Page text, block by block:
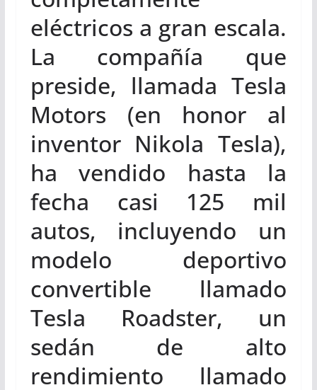
eléctricos a gran escala.
La compañía que
preside, llamada Tesla
Motors (en honor al
inventor Nikola Tesla),
ha vendido hasta la
fecha casi 125 mil
autos, incluyendo un
modelo deportivo
convertible llamado
Tesla Roadster, un
sedán de alto
rendimiento llamado